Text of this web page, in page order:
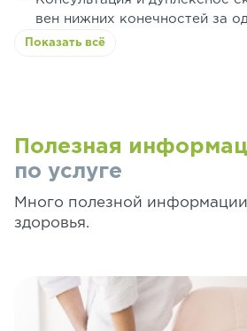
вен нижних конечностей за
Показать всё
Полезная
по услуге
Много полезной
здоровья.